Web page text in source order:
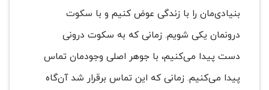
بنیادی‌مان را با زندگی عوض کنیم و با سکوت
درونمان یکی شویم. زمانی که به سکوت درونی
دست پیدا می‌کنیم، با جوهر اصلی وجودمان تماس
پیدا می‌کنیم. زمانی که این تماس برقرار شد آن‌گاه